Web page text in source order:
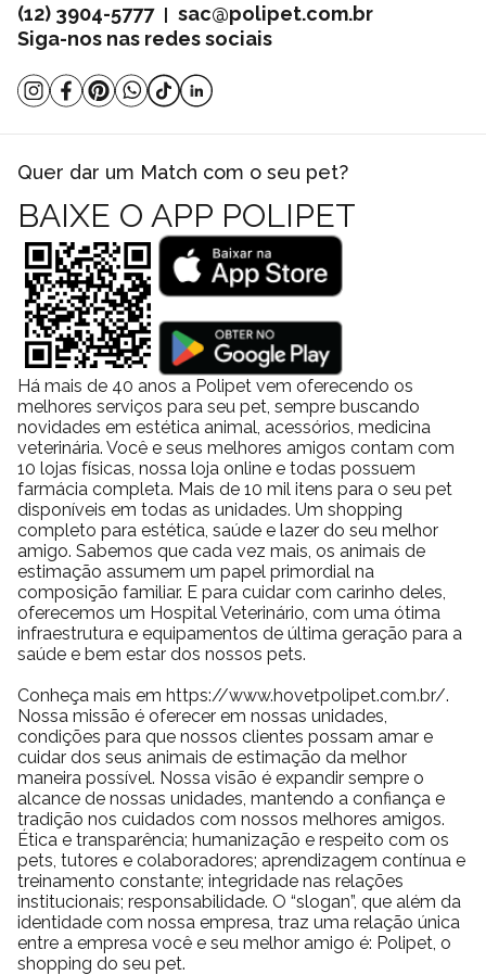
(12) 3904-5777| sac@polipet.com.br
Siga-nos nas redes sociais
Quer dar um Match com o seu pet?
BAIXE O APP POLIPET
Há mais de 40 anos a Polipet vem oferecendo os
melhores serviços para seu pet, sempre buscando
novidades em estética animal, acessórios, medicina
veterinária. Você e seus melhores amigos contam com
10 lojas físicas, nossa loja online e todas possuem
farmácia completa. Mais de 10 mil itens para o seu pet
disponíveis em todas as unidades. Um shopping
completo para estética, saúde e lazer do seu melhor
amigo. Sabemos que cada vez mais, os animais de
estimação assumem um papel primordial na
composição familiar. E para cuidar com carinho deles,
oferecemos um Hospital Veterinário, com uma ótima
infraestrutura e equipamentos de última geração para a
saúde e bem estar dos nossos pets.
Conheça mais em https://www.hovetpolipet.com.br/.
Nossa missão é oferecer em nossas unidades,
condições para que nossos clientes possam amar e
cuidar dos seus animais de estimação da melhor
maneira possível. Nossa visão é expandir sempre o
alcance de nossas unidades, mantendo a confiança e
tradição nos cuidados com nossos melhores amigos.
Ética e transparência; humanização e respeito com os
pets, tutores e colaboradores; aprendizagem contínua e
treinamento constante; integridade nas relações
institucionais; responsabilidade. O “slogan”, que além da
identidade com nossa empresa, traz uma relação única
entre a empresa você e seu melhor amigo é: Polipet, o
shopping do seu pet.